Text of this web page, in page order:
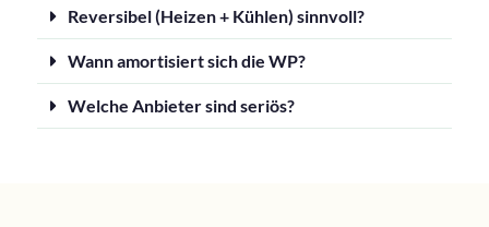
Reversibel (Heizen + Kühlen) sinnvoll?
Wann amortisiert sich die WP?
Welche Anbieter sind seriös?